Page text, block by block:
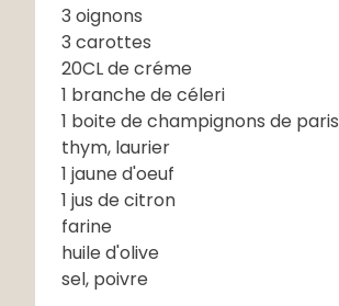
3 oignons
3 carottes
20CL de créme
1 branche de céleri
1 boite de champignons de paris
thym, laurier
1 jaune d'oeuf
1 jus de citron
farine
huile d'olive
sel, poivre